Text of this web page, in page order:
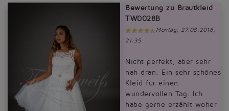
Bewertung zu Brautkleid
TW0028B
Montag, 27.08.2018,
21:35
Nicht perfekt, aber sehr
nah dran. Ein sehr schönes
Kleid für einen
wundervollen Tag. Ich
habe gerne erzählt woher